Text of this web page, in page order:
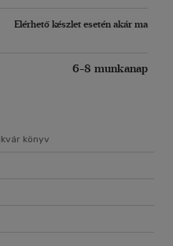
Elérhető készlet esetén akár ma
6-8 munkanap
könyv